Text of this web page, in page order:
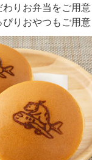
りお弁当をご用意
りおやつもご用意